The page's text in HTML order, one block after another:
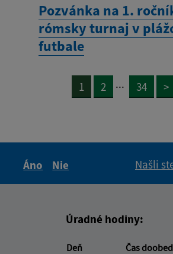
Pozvánka na 1.
rómsky turnaj v
futbale
1 2 ... 34 >
Áno
Nie
Našli
Úradné hodiny:
Deň Čas